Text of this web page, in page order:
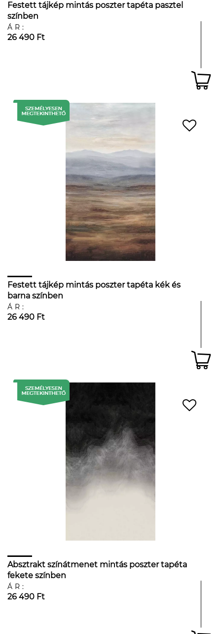
Festett tájkép mintás poszter tapéta pasztel
színben
ÁR:
26 490 Ft
Festett tájkép mintás poszter tapéta kék és
barna színben
ÁR:
26 490 Ft
Absztrakt színátmenet mintás poszter tapéta
fekete színben
ÁR:
26 490 Ft